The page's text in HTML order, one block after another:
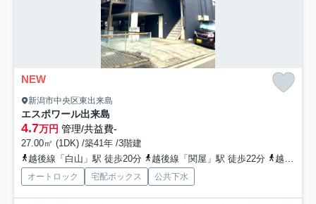
NEW
新潟市中央区東出来島
エスポワール出来島
4.7万円 管理/共益費-
27.00㎡ (1DK) /築41年 /3階建
越後線「白山」駅 徒歩20分
越後線「関屋」駅 徒歩22分 越後線「上所」駅 徒歩27分
オートロック 宅配ボックス 公共下水